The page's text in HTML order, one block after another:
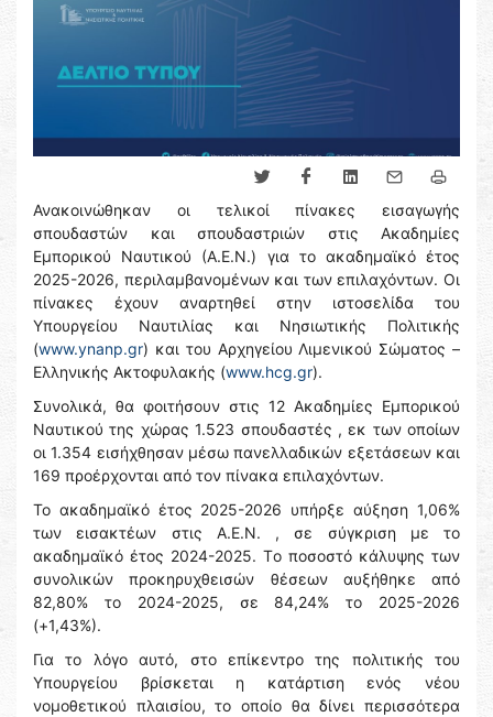
Ανακοινώθηκαν οι τελικοί πίνακες εισαγωγής
σπουδαστών και σπουδαστριών στις Ακαδημίες
Εμπορικού Ναυτικού (Α.Ε.Ν.) για το ακαδημαϊκό έτος
2025-2026, περιλαμβανομένων και των επιλαχόντων. Οι
πίνακες έχουν αναρτηθεί στην ιστοσελίδα του
Υπουργείου Ναυτιλίας και Νησιωτικής Πολιτικής
(www.ynanp.gr) και του Αρχηγείου Λιμενικού Σώματος –
Ελληνικής Ακτοφυλακής (www.hcg.gr).
Συνολικά, θα φοιτήσουν στις 12 Ακαδημίες Εμπορικού
Ναυτικού της χώρας 1.523 σπουδαστές , εκ των οποίων
οι 1.354 εισήχθησαν μέσω πανελλαδικών εξετάσεων και
169 προέρχονται από τον πίνακα επιλαχόντων.
Το ακαδημαϊκό έτος 2025-2026 υπήρξε αύξηση 1,06%
των εισακτέων στις Α.Ε.Ν. , σε σύγκριση με το
ακαδημαϊκό έτος 2024-2025. Tο ποσοστό κάλυψης των
συνολικών προκηρυχθεισών θέσεων αυξήθηκε από
82,80% το 2024-2025, σε 84,24% το 2025-2026
(+1,43%).
Για το λόγο αυτό, στο επίκεντρο της πολιτικής του
Υπουργείου βρίσκεται η κατάρτιση ενός νέου
νομοθετικού πλαισίου, το οποίο θα δίνει περισσότερα